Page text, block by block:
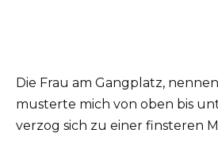
Die Frau am Gangplatz,
musterte mich von oben bis
verzog sich zu einer finsteren